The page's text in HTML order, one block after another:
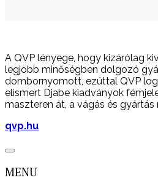
content
A QVP lényege, hogy kizárólag
legjobb minőségben dolgozó
dombornyomott, ezúttal QVP
elismert Djabe kiadványok
maszteren át, a vágás és gyártás
qvp.hu
MENU